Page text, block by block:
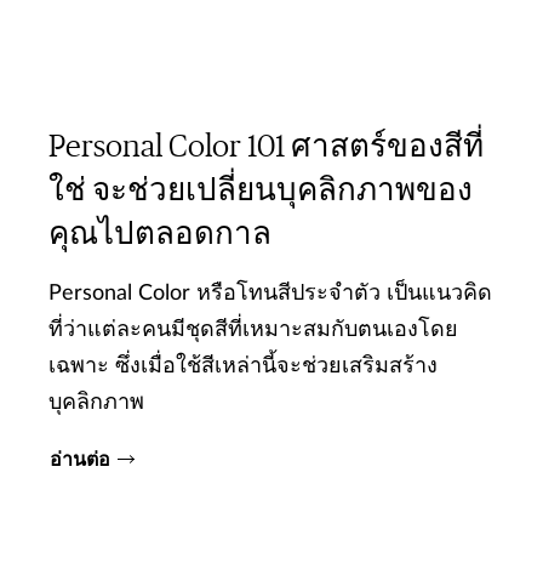
Personal Color 101 ศาสตร์ของสีที่
ใช่ จะช่วยเปลี่ยนบุคลิกภาพของ
คุณไปตลอดกาล
Personal Color หรือโทนสีประจำตัว เป็นแนวคิด
ที่ว่าแต่ละคนมีชุดสีที่เหมาะสมกับตนเองโดย
เฉพาะ ซึ่งเมื่อใช้สีเหล่านี้จะช่วยเสริมสร้าง
บุคลิกภาพ
อ่านต่อ